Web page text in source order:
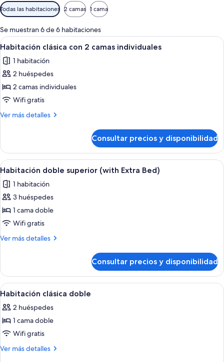
Filtros
disponibles
para
las
habitaciones
Todas las habitaciones 2 camas 1 cama
Se muestran 6 de 6 habitaciones
Abrir
todas
las
fotos
de
Habitación
clásica
camas
individuales
Habitación clásica con 2 camas
5
Habitación clásica con 2 camas individuales
1 habitación
2 huéspedes
2 camas individuales
Wifi gratis
Ver más detalles
Más
clásica
con
2
individuales
Consultar precios y disponibilidad
Abrir
todas
las
fotos
de
Habitación
doble
Extra
Bed)
Habitación doble superior (with
5
Habitación doble superior (with Extra Bed)
1 habitación
3 huéspedes
1 cama doble
Wifi gratis
Ver más detalles
Más
doble
superior
(with
Bed)
Consultar precios y disponibilidad
Abrir
todas
las
fotos
de
Habitación
Habitación clásica doble | 1
5
Habitación clásica doble
2 huéspedes
1 cama doble
Wifi gratis
Ver más detalles
Más